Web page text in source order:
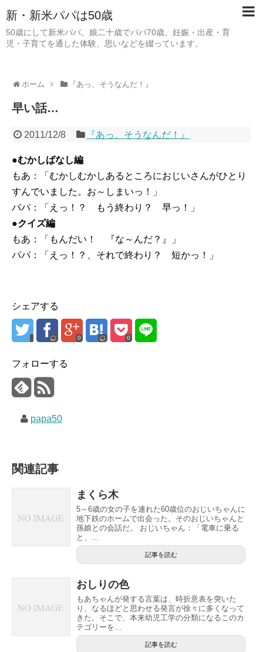
新・新米パパは50歳
50歳にして新米パパ。娘二十歳でパパ70歳。妊娠・出産・育
児・子育てを通した体験、思いなどを綴っています。
ホーム 『あっ、そうなんだ！』
早い話…
2011/12/8 『あっ、そうなんだ！』
●むかしばなし編
もあ：「むかしむかしあるところにおじいさんがひとり
すんでいました。お～しまいっ！」
パパ：「えっ！？ もう終わり？ 早っ！」
●クイズ編
もあ：「もんだい！ 『な～んだ？』」
パパ：「えっ！？、それで終わり？ 短かっ！」
シェアする
0 0
フォローする
papa50
関連記事
まくら木
5～6歳の女の子を連れた60歳位のおじいちゃんに
地下鉄のホームで出会った。そのおじいちゃんと
孫娘との会話だ。 おじいちゃん：「電車に乗る
と、...
記事を読む
おしりの色
もあちゃんが発する言葉は、時折意表を突いた
り、なるほどと思わせる発言が徐々に多くなって
きた。そこで、本来幼児工学の分類になるこのカ
テゴリーを...
記事を読む